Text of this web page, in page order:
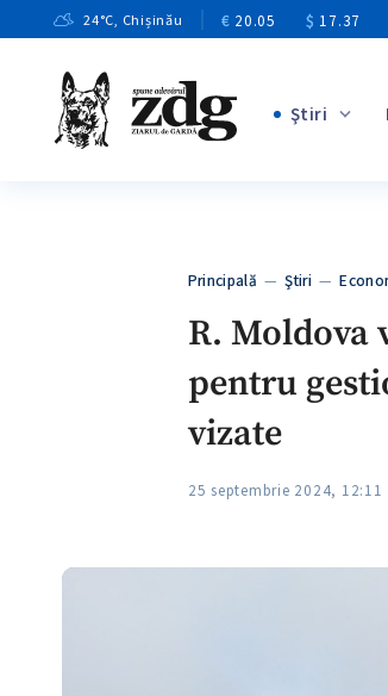
24°C, Chișinău € 20.05 $ 17.37
Ştiri
Principală —Ştiri —
R. Moldova
pentru
vizate
25 septembrie 2024, 12:11